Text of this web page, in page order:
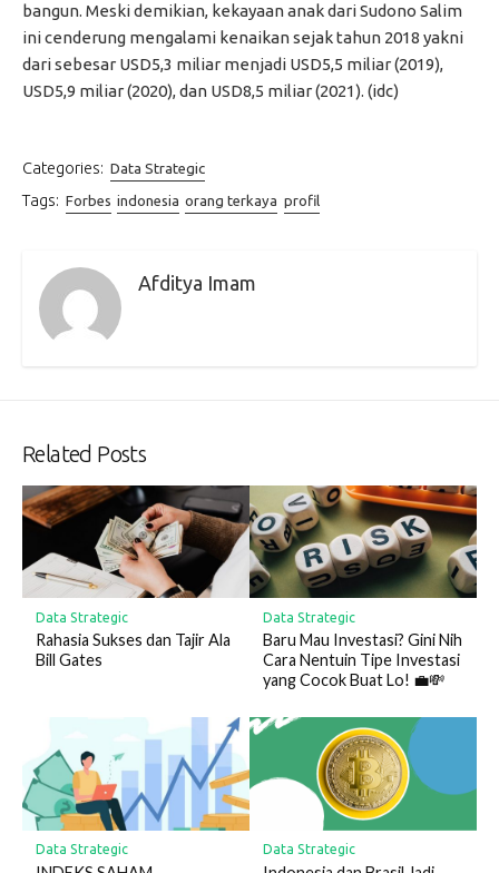
bangun. Meski demikian, kekayaan anak dari Sudono Salim
ini cenderung mengalami kenaikan sejak tahun 2018 yakni
dari sebesar USD5,3 miliar menjadi USD5,5 miliar (2019),
USD5,9 miliar (2020), dan USD8,5 miliar (2021). (idc)
Categories: Data Strategic
Tags: Forbes indonesia orang terkaya profil
Afditya Imam
Related Posts
Data Strategic
Rahasia Sukses dan Tajir Ala
Bill Gates
Data Strategic
Baru Mau Investasi? Gini Nih
Cara Nentuin Tipe Investasi
yang Cocok Buat Lo! 💼💸
Data Strategic Data Strategic